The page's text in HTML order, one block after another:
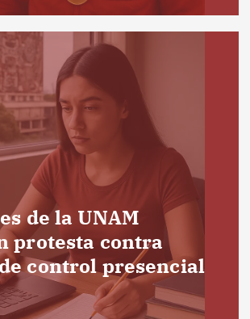
de la UNAM
protesta contra
control presencial